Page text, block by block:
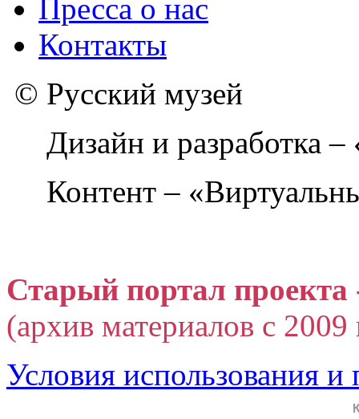
Пресса о нас
Контакты
© Русский музей
Дизайн и разработка
Контент –
Старый портал
(архив материалов с
Условия использования